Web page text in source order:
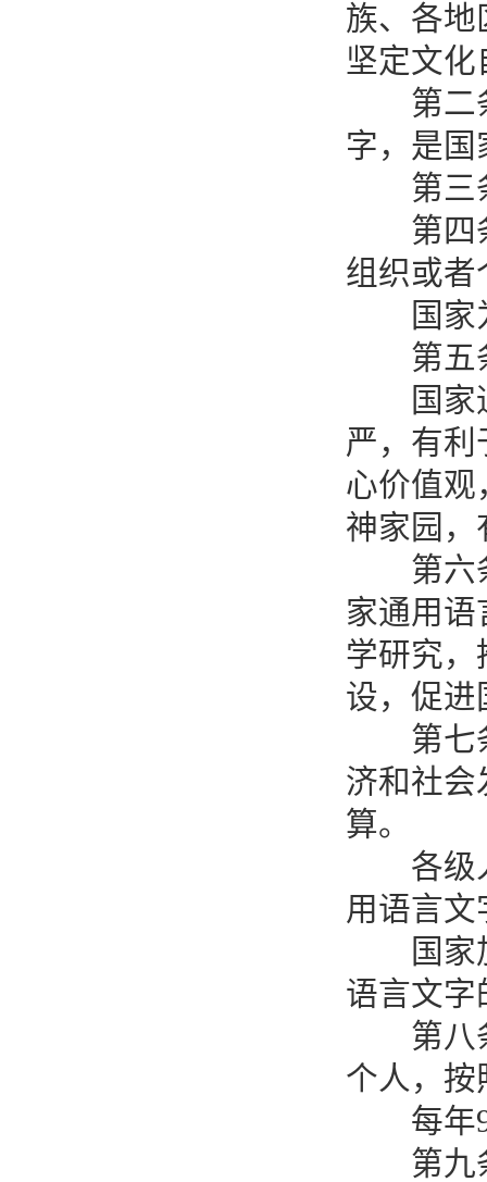
族、各地
坚定文
第二条
字，是国
第三条
第四条
组织或者
国家为
第五条
国家通
严，有
心价值观
神家园，
第六条
家通用
学研究，
设，促进
第七条
济和社会
算。
各级人
用语言文
国家加
语言文字
第八条
个人，按
每年9
第九条